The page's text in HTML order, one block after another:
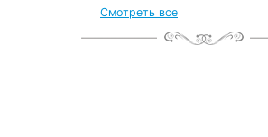
Смотреть все
от местных жителей
с чек-листом
и туристической картой